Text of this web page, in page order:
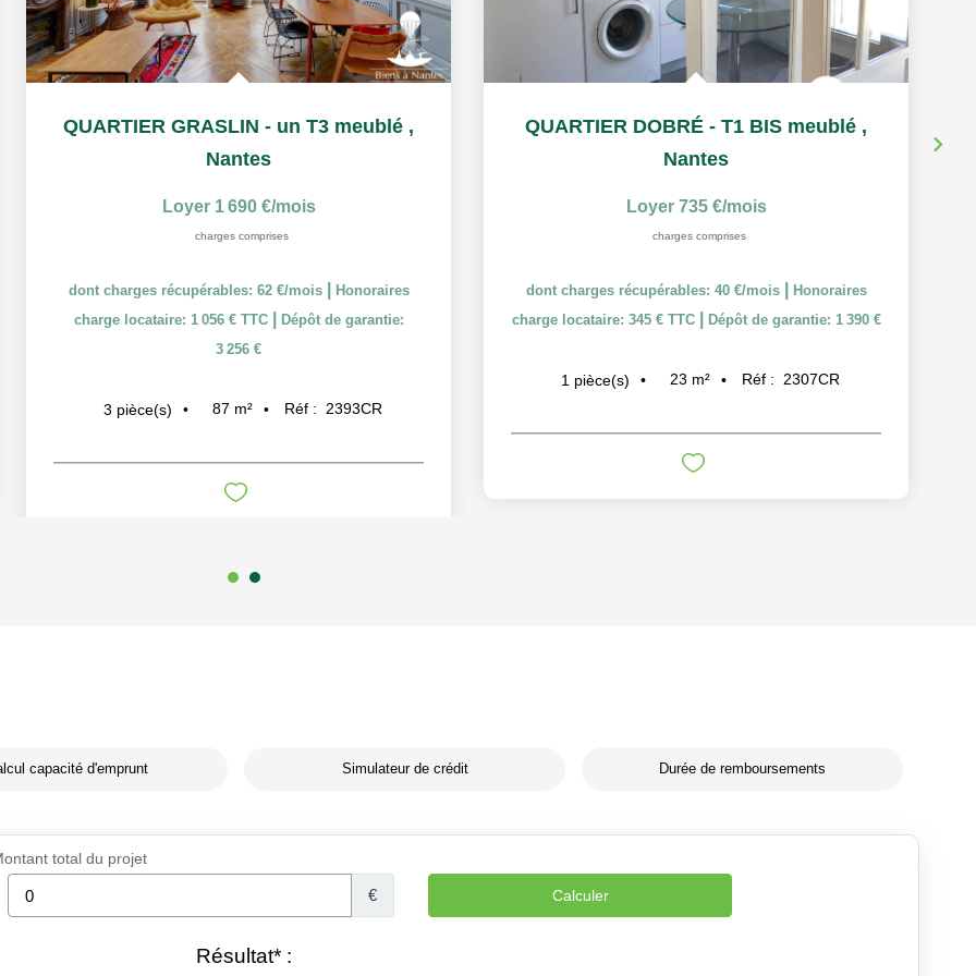
QUARTIER GRASLIN - un T3 meublé ,
Nantes
Loyer 1 690 €/mois
charges comprises
dont charges récupérables: 62 €/mois
Honoraires
charge locataire: 1 056 € TTC
Dépôt de garantie:
3 256 €
3 pièce(s) 87 m² Réf : 2393CR
QUARTIER DOBRÉ - T1 BIS meublé ,
Nantes
Loyer 735 €/mois
charges comprises
dont charges récupérables: 40 €/mois
Honoraires
charge locataire: 345 € TTC
Dépôt de garantie: 1 390 €
1 pièce(s) 23 m² Réf : 2307CR
capacité d'emprunt Simulateur de crédit Durée de remboursements